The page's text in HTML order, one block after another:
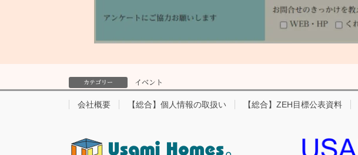
カテゴリー イベント
会社概要 【総合】個人情報の取扱い 【総合】ZEH目標公表資料